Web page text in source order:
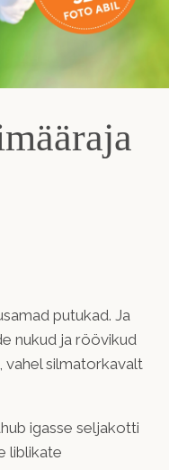
putukad. Ja
nukud ja röövikud
vahel silmatorkavalt
igasse seljakotti
liblikate